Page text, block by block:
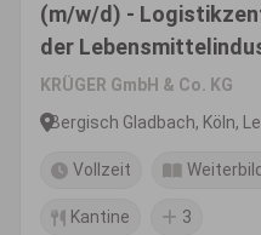
(m/w/d) -
der
KRÜGER GmbH & Co. KG
Bergisch Gladbach, Köln,
Vollzeit
Kantine 3